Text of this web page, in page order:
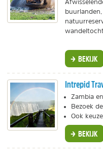
BEKIJK
Intrepid
Zambia
Bezoek de
Ook
BEKIJK